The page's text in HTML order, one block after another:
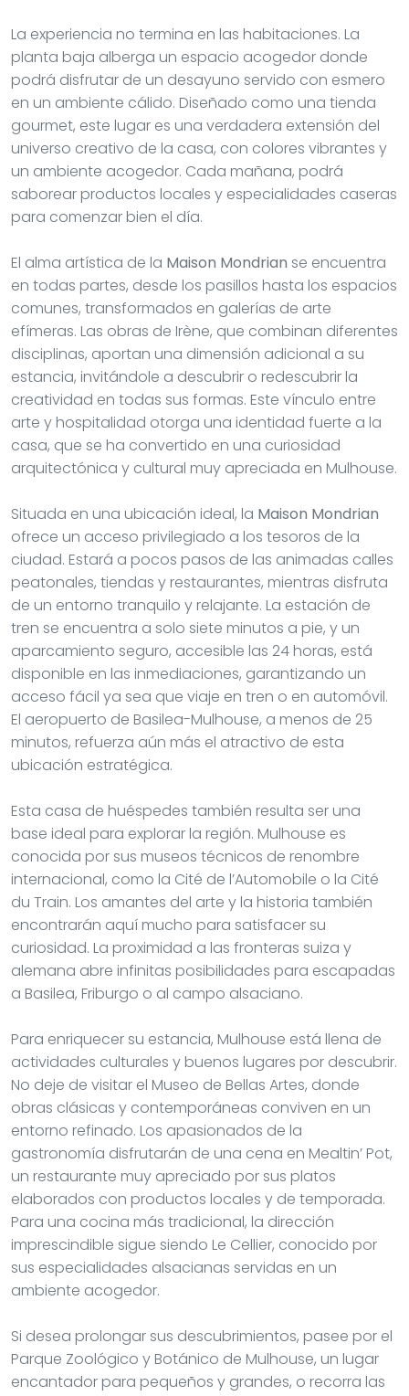
La experiencia no termina en las habitaciones. La
planta baja alberga un espacio acogedor donde
podrá disfrutar de un desayuno servido con esmero
en un ambiente cálido. Diseñado como una tienda
gourmet, este lugar es una verdadera extensión del
universo creativo de la casa, con colores vibrantes y
un ambiente acogedor. Cada mañana, podrá
saborear productos locales y especialidades caseras
para comenzar bien el día.
El alma artística de la Maison Mondrian se encuentra
en todas partes, desde los pasillos hasta los espacios
comunes, transformados en galerías de arte
efímeras. Las obras de Irène, que combinan diferentes
disciplinas, aportan una dimensión adicional a su
estancia, invitándole a descubrir o redescubrir la
creatividad en todas sus formas. Este vínculo entre
arte y hospitalidad otorga una identidad fuerte a la
casa, que se ha convertido en una curiosidad
arquitectónica y cultural muy apreciada en Mulhouse.
Situada en una ubicación ideal, la Maison Mondrian
ofrece un acceso privilegiado a los tesoros de la
ciudad. Estará a pocos pasos de las animadas calles
peatonales, tiendas y restaurantes, mientras disfruta
de un entorno tranquilo y relajante. La estación de
tren se encuentra a solo siete minutos a pie, y un
aparcamiento seguro, accesible las 24 horas, está
disponible en las inmediaciones, garantizando un
acceso fácil ya sea que viaje en tren o en automóvil.
El aeropuerto de Basilea-Mulhouse, a menos de 25
minutos, refuerza aún más el atractivo de esta
ubicación estratégica.
Esta casa de huéspedes también resulta ser una
base ideal para explorar la región. Mulhouse es
conocida por sus museos técnicos de renombre
internacional, como la Cité de l’Automobile o la Cité
du Train. Los amantes del arte y la historia también
encontrarán aquí mucho para satisfacer su
curiosidad. La proximidad a las fronteras suiza y
alemana abre infinitas posibilidades para escapadas
a Basilea, Friburgo o al campo alsaciano.
Para enriquecer su estancia, Mulhouse está llena de
actividades culturales y buenos lugares por descubrir.
No deje de visitar el Museo de Bellas Artes, donde
obras clásicas y contemporáneas conviven en un
entorno refinado. Los apasionados de la
gastronomía disfrutarán de una cena en Mealtin’ Pot,
un restaurante muy apreciado por sus platos
elaborados con productos locales y de temporada.
Para una cocina más tradicional, la dirección
imprescindible sigue siendo Le Cellier, conocido por
sus especialidades alsacianas servidas en un
ambiente acogedor.
Si desea prolongar sus descubrimientos, pasee por el
Parque Zoológico y Botánico de Mulhouse, un lugar
encantador para pequeños y grandes, o recorra las